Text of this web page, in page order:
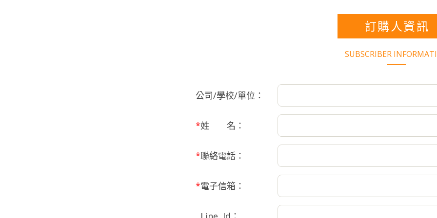
訂購人資訊
SUBSCRIBER
公司/學校/單位：
*姓 名：
*聯絡電話：
*電子信箱：